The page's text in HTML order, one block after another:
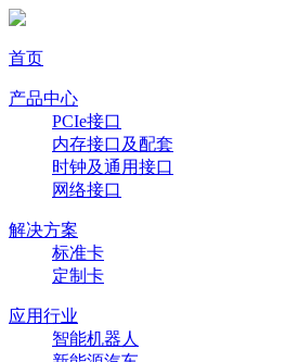
首页
产品中心
PCIe接口
内存接口及配套
时钟及通用接口
网络接口
解决方案
标准卡
定制卡
应用行业
智能机器人